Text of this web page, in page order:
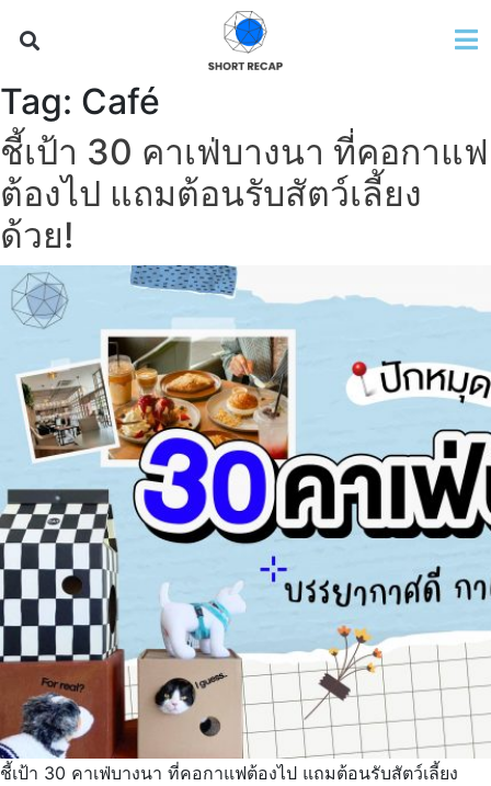
Tag: Café
ชี้เป้า 30 คาเฟ่บางนา ที่คอกาแฟ
ต้องไป แถมต้อนรับสัตว์เลี้ยง
ด้วย!
ชี้เป้า 30 คาเฟ่บางนา ที่คอกาแฟต้องไป แถมต้อนรับสัตว์เลี้ยง